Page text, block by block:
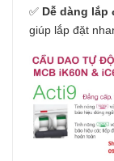
✅ Dễ dàng lắp
giúp lắp đặt